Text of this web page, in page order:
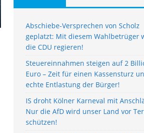
Abschiebe-Versprechen von Scholz
geplatzt: Mit diesem Wahlbetrüger
die CDU regieren!
Steuereinnahmen steigen auf 2
Euro – Zeit für einen Kassensturz
echte Entlastung der Bürger!
IS droht Kölner Karneval mit
Nur die AfD wird unser Land vor
schützen!